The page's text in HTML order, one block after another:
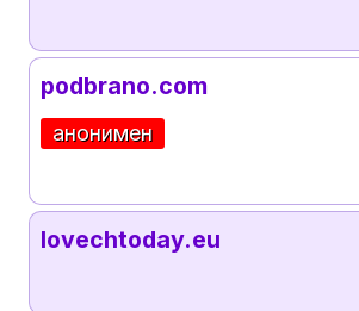
podbrano.com
анонимен
lovechtoday.eu